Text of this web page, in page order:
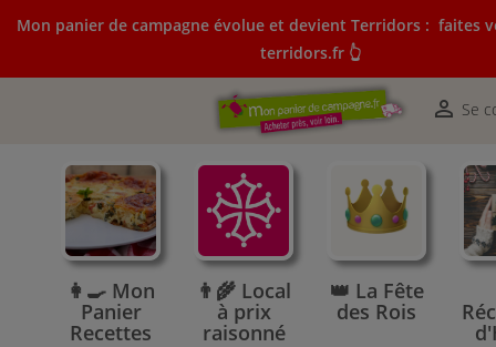
Mon panier de campagne évolue et devient Terridors : faites
terridors.fr 👆
 Se
Mon panier de campagne évolue et devient Terridors:
courses sur terridors.fr 👆
👩‍🍳 Mon
Panier
Recettes
👨‍🌾 Local
à prix
raisonné
👑 La Fête
des Rois